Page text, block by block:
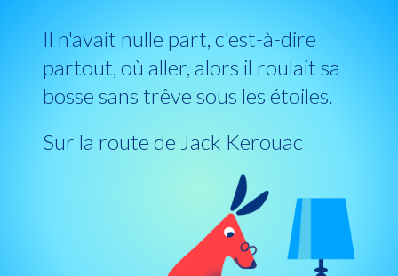
Il n'avait nulle part, c'est-à-dire
partout, où aller, alors il roulait sa
bosse sans trêve sous les étoiles.
Sur la route de Jack Kerouac